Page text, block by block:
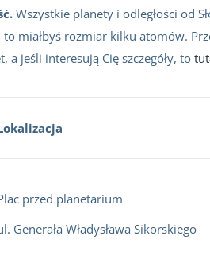
Wszystkie planety i odległości od
to miałbyś rozmiar kilku atomów.
a jeśli interesują Cię szczegóły, to
przed planetarium
Generała Władysława Sikorskiego